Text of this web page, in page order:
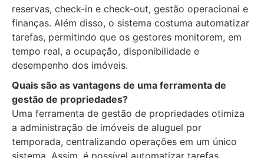
reservas, check-in e check-out, gestão operacionai e
finanças. Além disso, o sistema costuma automatizar
tarefas, permitindo que os gestores monitorem, em
tempo real, a ocupação, disponibilidade e
desempenho dos imóveis.
Quais são as vantagens de uma ferramenta de
gestão de propriedades?
Uma ferramenta de gestão de propriedades otimiza
a administração de imóveis de aluguel por
temporada, centralizando operações em um único
sistema. Assim, é possível automatizar tarefas,